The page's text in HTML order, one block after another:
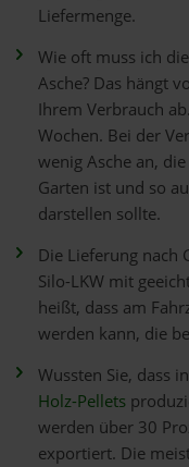
Liefermenge.
Wie oft muss ich
Asche? Das hängt
Ihrem Verbrauch
Wochen. Bei der
wenig Asche an,
Garten ist und so
darstellen sollte.
Die Lieferung nach
Silo-LKW mit
heißt, dass am
werden kann, die
Wussten Sie, dass
Holz-Pellets
werden über 30
exportiert. Die